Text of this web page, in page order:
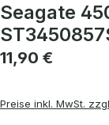
Seagate
Regulärer Preis:
11,90 €
Preise inkl. MwSt.